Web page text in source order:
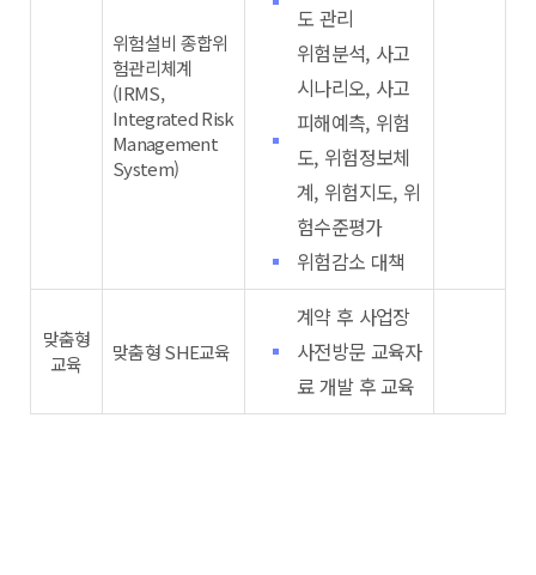
위험설비 종합위
험관리체계
(IRMS,
Integrated Risk
Management
System)
도 관리
위험분석, 사고
시나리오, 사고
피해예측, 위험
도, 위험정보체
계, 위험지도, 위
험수준평가
위험감소 대책
맞춤형
교육
맞춤형 SHE교육
계약 후 사업장
사전방문 교육자
료 개발 후 교육